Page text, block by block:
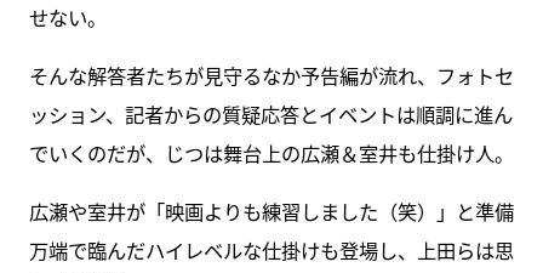
せない。
そんな解答者たちが見守るなか予告編が流れ、フォトセ
ッション、記者からの質疑応答とイベントは順調に進ん
でいくのだが、じつは舞台上の広瀬＆室井も仕掛け人。
広瀬や室井が「映画よりも練習しました（笑）」と準備
万端で臨んだハイレベルな仕掛けも登場し、上田らは思